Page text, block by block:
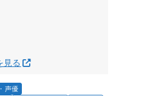
見る
声優